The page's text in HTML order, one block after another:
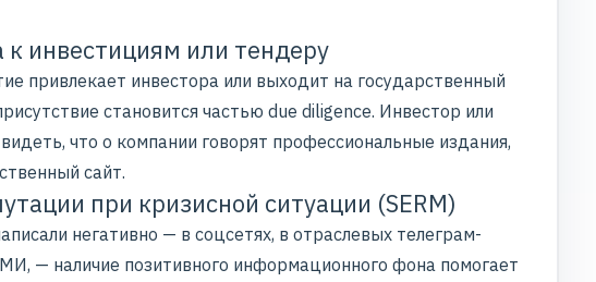
к инвестициям или тендеру
привлекает инвестора или выходит на государственный
становится частью due diligence. Инвестор или
что о компании говорят профессиональные издания,
сайт.
при кризисной ситуации (SERM)
негативно — в соцсетях, в отраслевых телеграм-
— наличие позитивного информационного фона помогает